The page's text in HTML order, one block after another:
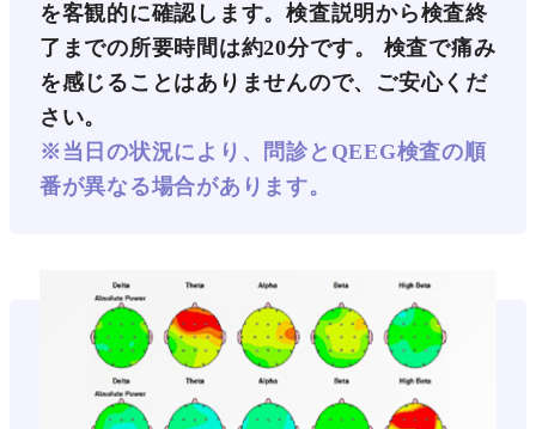
を客観的に確認します。検査説明から検査終
了までの所要時間は約20分です。 検査で痛み
を感じることはありませんので、ご安心くだ
さい。
※当日の状況により、問診とQEEG検査の順
番が異なる場合があります。